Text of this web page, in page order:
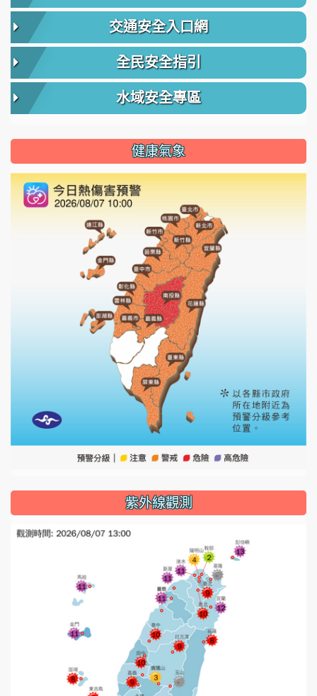
交通安全入口網
全民安全指引
水域安全專區
健康氣象
紫外線觀測